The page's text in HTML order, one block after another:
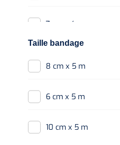
7 cm x 4 m
Taille bandage
8 cm x 5 m
6 cm x 5 m
10 cm x 5 m